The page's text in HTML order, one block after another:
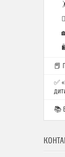
📕
✅
📚